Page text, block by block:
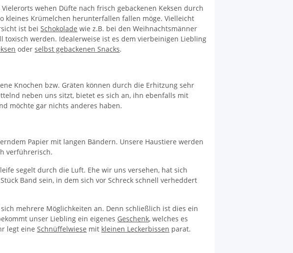
wehen Düfte nach frisch gebackenen Keksen durch
kleines Krümelchen herunterfallen fallen möge. Vielleicht
ist bei Schokolade wie z.B. bei den Weihnachtsmänner
werden. Idealerweise ist es dem vierbeinigen Liebling
oder selbst gebackenen Snacks.
Knochen bzw. Gräten können durch die Erhitzung sehr
neben uns sitzt, bietet es sich an, ihn ebenfalls mit
möchte gar nichts anderes haben.
Papier mit langen Bändern. Unsere Haustiere werden
verführerisch.
segelt durch die Luft. Ehe wir uns versehen, hat sich
Band sein, in dem sich vor Schreck schnell verheddert
mehrere Möglichkeiten an. Denn schließlich ist dies ein
unser Liebling ein eigenes Geschenk, welches es
legt eine Schnüffelwiese mit kleinen Leckerbissen parat.